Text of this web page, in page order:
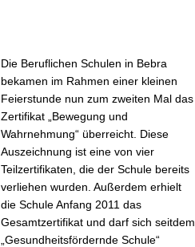
Die Beruflichen Schulen in Bebra
bekamen im Rahmen einer kleinen
Feierstunde nun zum zweiten Mal das
Zertifikat „Bewegung und
Wahrnehmung“ überreicht. Diese
Auszeichnung ist eine von vier
Teilzertifikaten, die der Schule bereits
verliehen wurden. Außerdem erhielt
die Schule Anfang 2011 das
Gesamtzertifikat und darf sich seitdem
„Gesundheitsfördernde Schule“